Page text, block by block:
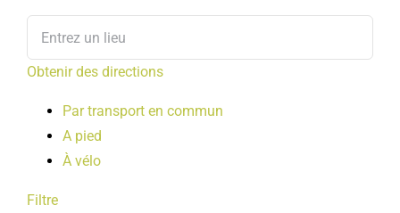
Obtenir des directions
Par transport en commun
A pied
À vélo
Filtre